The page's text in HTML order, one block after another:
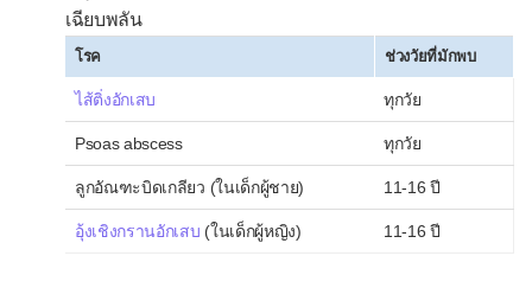
เฉียบพลัน
โรค ช่วงวัยที่มักพบ
ไส้ติ่งอักเสบ ทุกวัย
Psoas abscess ทุกวัย
ลูกอัณฑะบิดเกลียว (ในเด็กผู้ชาย) 11-16 ปี
อุ้งเชิงกรานอักเสบ (ในเด็กผู้หญิง) 11-16 ปี